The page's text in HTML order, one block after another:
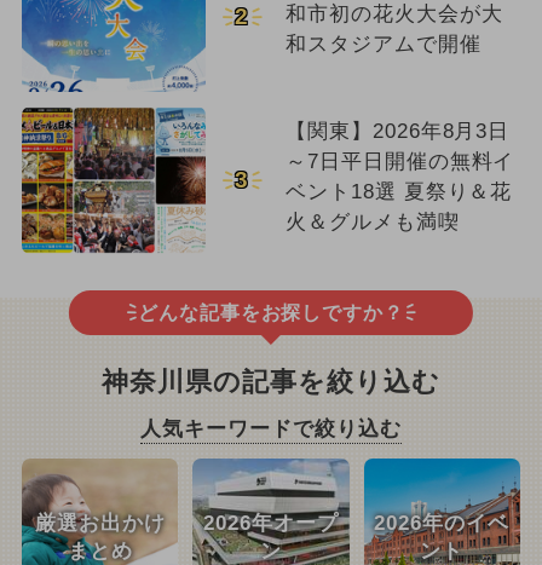
2
和市初の花火大会が大
和スタジアムで開催
3
【関東】2026年8月3日
～7日平日開催の無料イ
ベント18選 夏祭り＆花
火＆グルメも満喫
どんな記事をお探しですか？
神奈川県の記事を絞り込む
人気キーワードで絞り込む
厳選お出かけ
まとめ
2026年オープ
ン
2026年のイベ
ント